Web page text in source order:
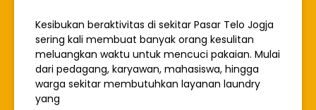
Kesibukan beraktivitas di sekitar Pasar Telo Jogja
sering kali membuat banyak orang kesulitan
meluangkan waktu untuk mencuci pakaian. Mulai
dari pedagang, karyawan, mahasiswa, hingga
warga sekitar membutuhkan layanan laundry
yang